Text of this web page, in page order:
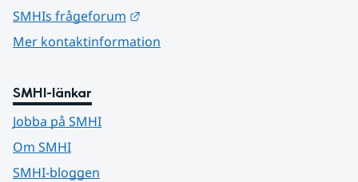
SMHIs frågeforum
Mer kontaktinformation
SMHI-länkar
Jobba på SMHI
Om SMHI
SMHI-bloggen